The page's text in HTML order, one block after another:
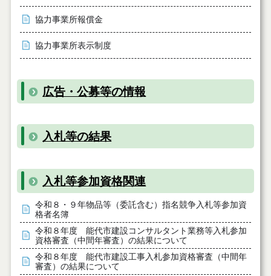
協力事業所報償金
協力事業所表示制度
広告・公募等の情報
入札等の結果
入札等参加資格関連
令和８・９年物品等（委託含む）指名競争入札等参加資
格者名簿
令和８年度 能代市建設コンサルタント業務等入札参加
資格審査（中間年審査）の結果について
令和８年度 能代市建設工事入札参加資格審査（中間年
審査）の結果について